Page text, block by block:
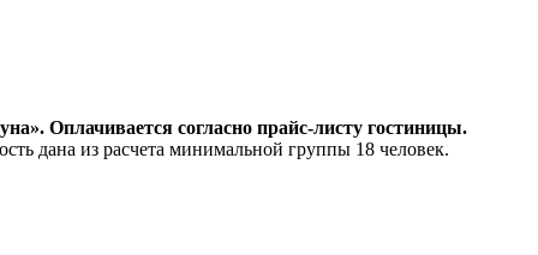
Оплачивается согласно прайс-листу гостиницы.
дана из расчета минимальной группы 18 человек.